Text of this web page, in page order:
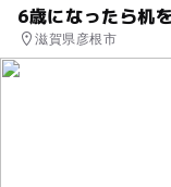
6歳になったら机
滋賀県彦根市